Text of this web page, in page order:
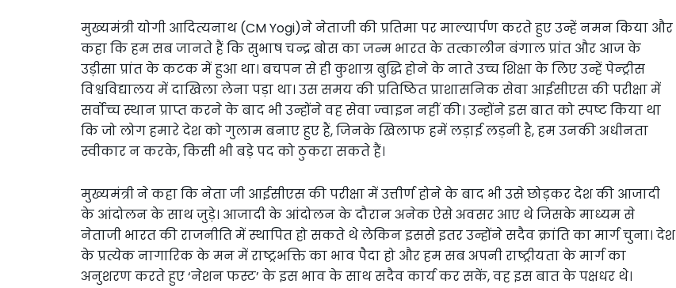
मुख्यमंत्री योगी आदित्यनाथ (CM Yogi)ने नेताजी की प्रतिमा पर माल्यार्पण करते हुए उन्हें नमन किया और
कहा कि हम सब जानते हैं कि सुभाष चन्द्र बोस का जन्म भारत के तत्कालीन बंगाल प्रांत और आज के
उड़ीसा प्रांत के कटक में हुआ था। बचपन से ही कुशाग्र बुद्धि होने के नाते उच्च शिक्षा के लिए उन्हें पेन्ट्रीस
विश्वविद्यालय में दाखिला लेना पड़ा था। उस समय की प्रतिष्ठित प्राशासनिक सेवा आईसीएस की परीक्षा में
सर्वोच्च स्थान प्राप्त करने के बाद भी उन्होंने वह सेवा ज्वाइन नहीं की। उन्होंने इस बात को स्पष्ट किया था
कि जो लोग हमारे देश को गुलाम बनाए हुए हैं, जिनके खिलाफ हमें लड़ाई लड़नी है, हम उनकी अधीनता
स्वीकार न करके, किसी भी बड़े पद को ठुकरा सकते हैं।
मुख्यमंत्री ने कहा कि नेता जी आईसीएस की परीक्षा में उत्तीर्ण होने के बाद भी उसे छोड़कर देश की आजादी
के आंदोलन के साथ जुड़े। आजादी के आंदोलन के दौरान अनेक ऐसे अवसर आए थे जिसके माध्यम से
नेताजी भारत की राजनीति में स्थापित हो सकते थे लेकिन इससे इतर उन्होंने सदैव क्रांति का मार्ग चुना। देश
के प्रत्येक नागारिक के मन में राष्ट्रभक्ति का भाव पैदा हो और हम सब अपनी राष्ट्रीयता के मार्ग का
अनुशरण करते हुए ‘नेशन फस्ट’ के इस भाव के साथ सदैव कार्य कर सकें, वह इस बात के पक्षधर थे।